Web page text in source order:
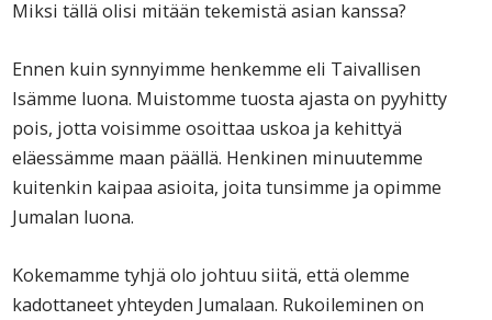
Miksi tällä olisi mitään tekemistä asian kanssa?
Ennen kuin synnyimme henkemme eli Taivallisen
Isämme luona. Muistomme tuosta ajasta on pyyhitty
pois, jotta voisimme osoittaa uskoa ja kehittyä
eläessämme maan päällä. Henkinen minuutemme
kuitenkin kaipaa asioita, joita tunsimme ja opimme
Jumalan luona.
Kokemamme tyhjä olo johtuu siitä, että olemme
kadottaneet yhteyden Jumalaan. Rukoileminen on